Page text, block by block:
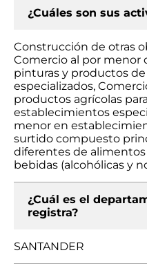
¿Cuáles son sus
Construcción de otras
Comercio al por menor
pinturas y productos
especializados,
productos agrícolas
establecimientos
menor en
surtido compuesto
diferentes de alimentos
bebidas (alcohólicas y
¿Cuál es el
registra?
SANTANDER